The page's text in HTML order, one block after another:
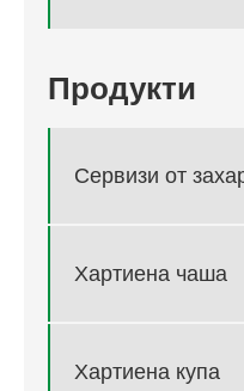
Продукти
Сервизи от
Хартиена чаша
Хартиена купа